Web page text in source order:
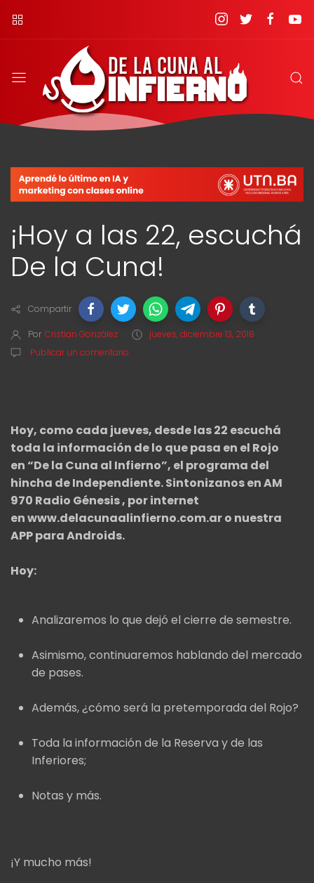
¡Hoy a las 22, escuchá
De la Cuna!
Compartir
Por Cristian González
jueves, diciembre 13, 2018
Publicar un comentario
Hoy, como cada jueves, desde las 22 escuchá
toda la información de lo que pasa en el Rojo
en “De la Cuna al Infierno”, el programa del
hincha de Independiente. Sintonizanos en AM
970 Radio Génesis , por internet
en www.delacunaalinfierno.com.ar o nuestra
APP para Androids.
Hoy:
Analizaremos lo que dejó el cierre de semestre.
Asimismo, continuaremos hablando del mercado
de pases.
Además, ¿cómo será la pretemporada del Rojo?
Toda la información de la Reserva y de las
Inferiores;
Notas y más.
¡Y mucho más!